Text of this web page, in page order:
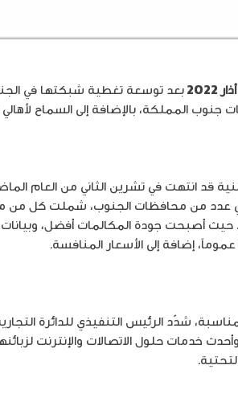
بعد توسعة تغطية شبكتها في
جنوب المملكة، بالإضافة إلى السماح
قد انتهت في تشرين الثاني من العام
في عدد من محافظات الجنوب، شملت كل من
حيث أصبحت جودة المكالمات أفضل، وبيانات
إضافة إلى الأسعار المنافسة.
شدّد الرئيس التنفيذي للدائرة
خدمات حلول الاتصالات والإنترنت